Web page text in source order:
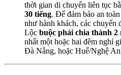
thời gian di chuyển liên tục
30 tiếng. Để đảm bảo an
như hành khách, các chuyến
Lộc buộc phải chia thành 2
nhất một hoặc hai đêm nghỉ
Đà Nẵng, hoặc Huế/Nghệ